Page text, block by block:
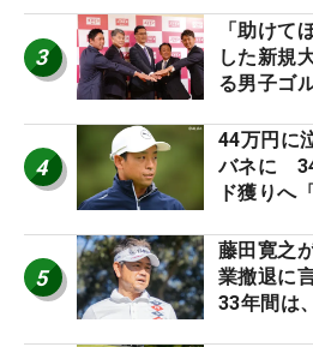
3
「助けて
した新規
る男子ゴ
4
44万円に
バネに
ド獲りへ
5
藤田寛之
業撤退に
33年間は